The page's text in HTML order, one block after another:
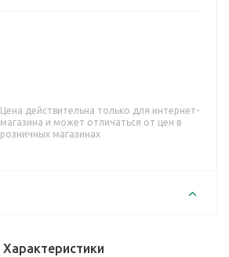
Цена действительна только для интернет-
магазина и может отличаться от цен в
розничных магазинах
Характеристики